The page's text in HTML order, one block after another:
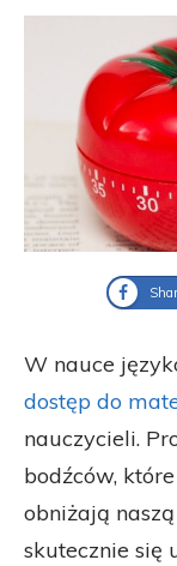
W nauce
dostęp do
nauczycieli.
bodźców,
obniżają
skutecznie się